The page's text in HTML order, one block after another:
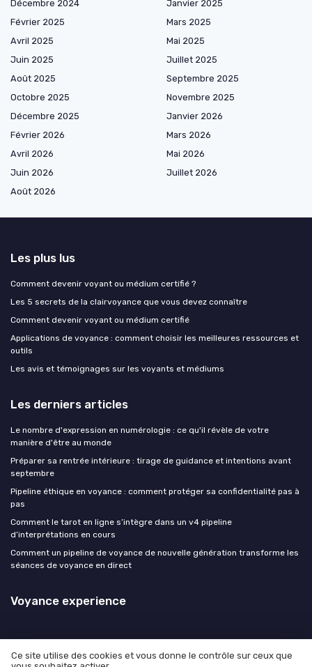
Décembre 2024
Janvier 2025
Février 2025
Mars 2025
Avril 2025
Mai 2025
Juin 2025
Juillet 2025
Août 2025
Septembre 2025
Octobre 2025
Novembre 2025
Décembre 2025
Janvier 2026
Février 2026
Mars 2026
Avril 2026
Mai 2026
Juin 2026
Juillet 2026
Août 2026
Les plus lus
Comment devenir voyant ou médium certifié ?
Les 5 secrets de la clairvoyance que vous devez connaître
Comment devenir voyant ou médium certifié
Applications de voyance : comment choisir les meilleures ressources et
outils
Les avis et témoignages sur les voyants et médiums
Les derniers articles
Le nombre d'expression en numérologie : ce qu'il révèle de votre
manière d'être au monde
Préparer sa rentrée intérieure : tirage de guidance et intentions avant
septembre
Pipeline éthique en voyance : comment protéger sa confidentialité pas à
pas
Comment le tarot en ligne s’intègre dans un v4 pipeline
d’interprétations en cours
Comment un pipeline de voyance de nouvelle génération transforme les
séances de voyance en direct
Voyance experience
Ce site utilise des cookies et vous donne le contrôle sur ceux que